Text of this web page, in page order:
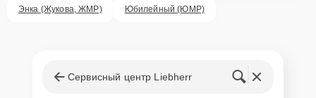
ответственность за сохранность техники и безопасность личных
Энка (Жукова, ЖМР) Юбилейный (ЮМР)
Сервисный центр Liebherr